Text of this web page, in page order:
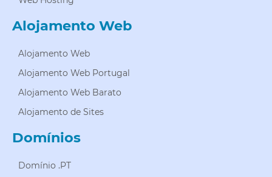
Alojamento Web
Alojamento Web
Alojamento Web Portugal
Alojamento Web Barato
Alojamento de Sites
Domínios
Domínio .PT